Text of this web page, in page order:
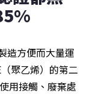
造方便而大量運
聚乙烯）的第二
用接觸、廢棄處